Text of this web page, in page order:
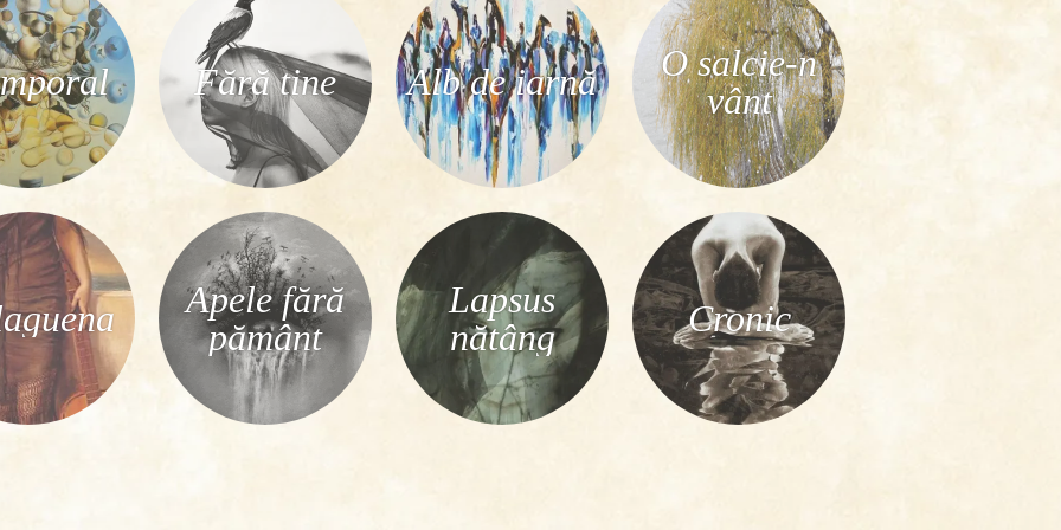
Fără tine Alb de iarnă
O salcie-n
vânt
Apele fără
pământ
Lapsus
nătâng
Cronic